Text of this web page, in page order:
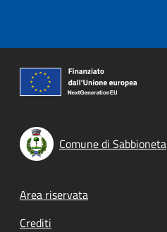
Comune di Sabbioneta
Footer menu
Area riservata
Crediti